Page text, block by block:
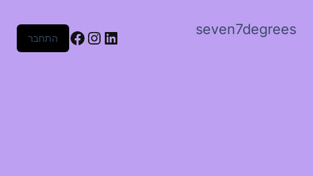
seven7degrees
LinkedIn
Instagram
Facebook
התחבר